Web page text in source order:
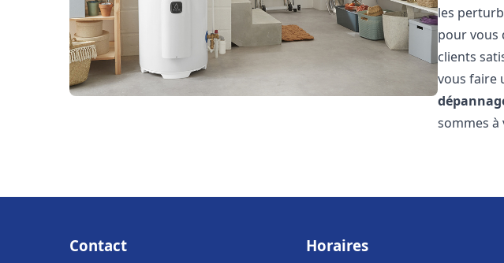
les
pour vous
clients
vous faire
sommes
Contact Horaires